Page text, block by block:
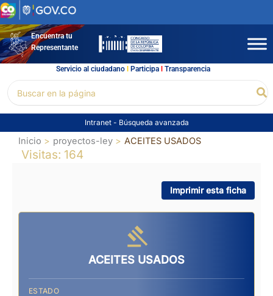
Ir
al
contenidoEncuentra tu
Representante
Servicio al ciudadano l Participal Transparencia
por:
Intranet - Búsqueda avanzada
Inicio proyectos-ley ACEITES USADOS
Visitas: 164
Imprimir esta ficha
ACEITES USADOS
ESTADO